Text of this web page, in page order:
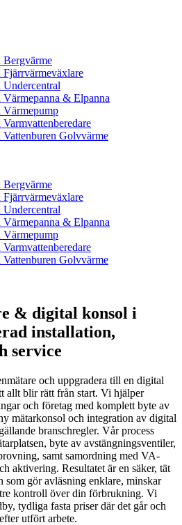
Bergvärme
& Elpanna
Värmepump
Golvvärme
Bergvärme
& Elpanna
Värmepump
Golvvärme
& digital konsol i
installation,
service
och uppgradera till en digital
allt blir rätt från start. Vi hjälper
och företag med komplett byte av
mätarkonsol och integration av digital
branschregler. Vår process
byte av avstängningsventiler,
samt samordning med VA-
aktivering. Resultatet är en säker, tät
som gör avläsning enklare, minskar
kontroll över din förbrukning. Vi
tydliga fasta priser där det går och
utfört arbete.